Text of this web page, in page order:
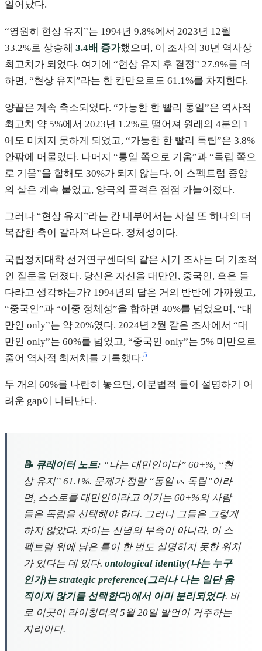
일어났다.
“영원히 현상 유지”는 1994년 9.8%에서 2023년 12월
33.2%로 상승해 3.4배 증가했으며, 이 조사의 30년 역사상
최고치가 되었다. 여기에 “현상 유지 후 결정” 27.9%를 더
하면, “현상 유지”라는 한 칸만으로도 61.1%를 차지한다.
양끝은 계속 축소되었다. “가능한 한 빨리 통일”은 역사적
최고치 약 5%에서 2023년 1.2%로 떨어져 원래의 4분의 1
에도 미치지 못하게 되었고, “가능한 한 빨리 독립”은 3.8%
안팎에 머물렀다. 나머지 “통일 쪽으로 기움”과 “독립 쪽으
로 기움”을 합해도 30%가 되지 않는다. 이 스펙트럼 중앙
의 살은 계속 붙었고, 양극의 골격은 점점 가늘어졌다.
그러나 “현상 유지”라는 칸 내부에서는 사실 또 하나의 더
복잡한 축이 갈라져 나온다. 정체성이다.
국립정치대학 선거연구센터의 같은 시기 조사는 더 기초적
인 질문을 던졌다. 당신은 자신을 대만인, 중국인, 혹은 둘
다라고 생각하는가? 1994년의 답은 거의 반반에 가까웠고,
“중국인”과 “이중 정체성”을 합하면 40%를 넘었으며, “대
만인 only”는 약 20%였다. 2024년 2월 같은 조사에서 “대
만인 only”는 60%를 넘었고, “중국인 only”는 5% 미만으로
줄어 역사적 최저치를 기록했다.5
두 개의 60%를 나란히 놓으면, 이분법적 틀이 설명하기 어
려운 gap이 나타난다.
📝 큐레이터 노트: “나는 대만인이다” 60+%, “현
상 유지” 61.1%. 문제가 정말 “통일 vs 독립”이라
면, 스스로를 대만인이라고 여기는 60+%의 사람
들은 독립을 선택해야 한다. 그러나 그들은 그렇게
하지 않았다. 차이는 신념의 부족이 아니라, 이 스
펙트럼 위에 낡은 틀이 한 번도 설명하지 못한 위치
가 있다는 데 있다. ontological identity(나는 누구
인가)는 strategic preference(그러나 나는 일단 움
직이지 않기를 선택한다)에서 이미 분리되었다. 바
로 이곳이 라이칭더의 5월 20일 발언이 거주하는
자리이다.